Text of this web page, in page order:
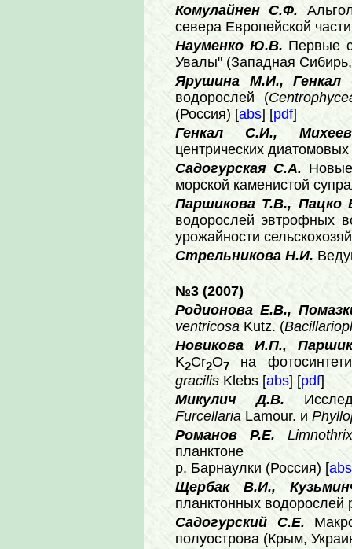
Комулайнен С.Ф.
севера Европейской
Науменко Ю.В. Первые
Увалы" (Западная
Ярушина М.И.,
водорослей (
(Россия) [abs] [pdf]
Генкал С.И.,
центрических
Садогурская С.А.
морской каменистой
Паршикова Т.В.,
водорослей эвтрофных
урожайности
Стрельникова Н.И.
№3 (2007)
Родионова Е.В.,
ventricosa Kutz. (
Новикова И.П.,
K2Cr2O7 на
gracilis Klebs [abs] [pdf]
Микулич Д.В.
Furcellaria Lamour. и
Романов Р.Е.
планктоне
р. Барнаулки (Россия) [abs
Щербак В.И.,
планктонных водорослей
Садогурский С.Е.
полуострова (Крым,